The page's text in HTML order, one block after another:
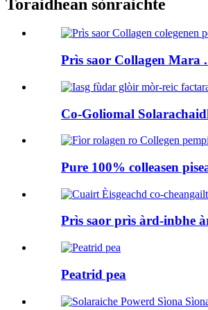
Toraidhean sònraichte
Prìs saor Collagen Mara
Co-Goliomal
Pure 100% colleasen
Prìs saor prìs àrd-inbhe
Peatrid pea